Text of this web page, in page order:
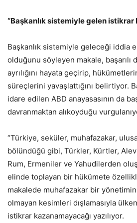
“Başkanlık sistemiyle gelen istikrar
Başkanlık sistemiyle geleceği iddia
olduğunu söyleyen makale,
ayrılığını hayata geçirip,
süreçlerini yavaşlattığını belirtiyor.
idare edilen ABD anayasasının da
davranmaktan alıkoyduğu
“Türkiye, seküler, muhafazakar,
bölündüğü gibi, Türkler, Kürtler,
Rum, Ermeniler ve Yahudilerden
elinde toplayan bir hükümete
makalede muhafazakar bir
olmayan kesimleri dışlamasıyla
istikrar kazanamayacağı yazılıyor.